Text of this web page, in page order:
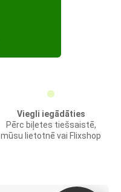
Viegli iegādāties
Pērc biļetes tiešsaistē,
mūsu lietotnē vai Flixshop